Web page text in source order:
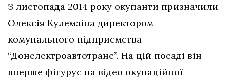
З листопада 2014 року окупанти призначили
Олексія Кулемзіна директором
комунального підприємства
“Донелектроавтотранс”. На цій посаді він
вперше фігурує на відео окупаційної